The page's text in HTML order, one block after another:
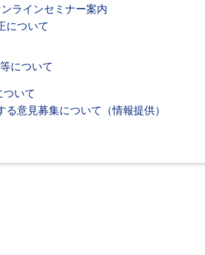
ラインセミナー案内
について
について
ついて
る意見募集について（情報提供）